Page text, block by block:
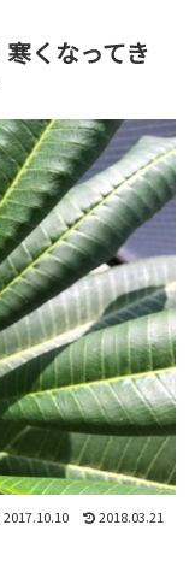
くなってき
2017.10.10 2018.03.21